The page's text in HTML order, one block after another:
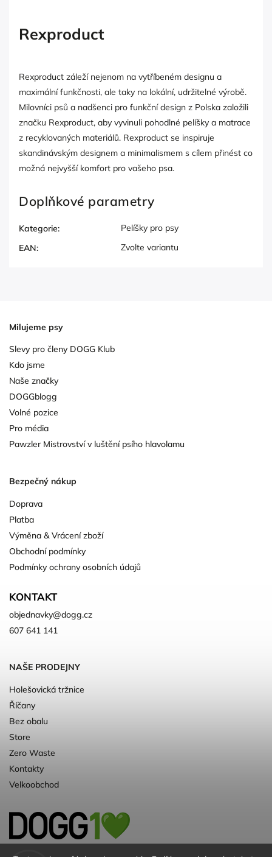
Rexproduct
Rexproduct záleží nejenom na vytříbeném designu a
maximální funkčnosti, ale taky na lokální, udržitelné výrobě.
Milovníci psů a nadšenci pro funkční design z Polska založili
značku Rexproduct, aby vyvinuli pohodlné pelíšky a matrace
z recyklovaných materiálů. Rexproduct se inspiruje
skandinávským designem a minimalismem s cílem přinést co
možná nejvyšší komfort pro vašeho psa.
Doplňkové parametry
Kategorie:
Pelíšky pro psy
EAN: Zvolte variantu
Milujeme psy
Slevy pro členy DOGG Klub
Kdo jsme
Naše značky
DOGGblogg
Volné pozice
Pro média
Pawzler Mistrovství v luštění psího hlavolamu
Bezpečný nákup
Doprava
Platba
Výměna & Vrácení zboží
Obchodní podmínky
Podmínky ochrany osobních údajů
KONTAKT
objednavky@dogg.cz
607 641 141
NAŠE PRODEJNY
Holešovická tržnice
Říčany
Bez obalu
Store
Zero Waste
Kontakty
Velkoobchod